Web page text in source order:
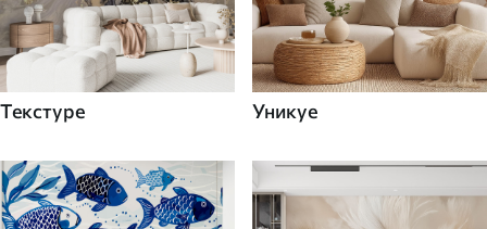
Текстуре Уникуе